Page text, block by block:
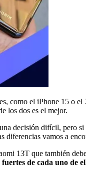
como el iPhone 15 o
los dos es el mejor.
decisión difícil, pero
vamos a
13T que también
de cada uno de